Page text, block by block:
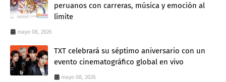
peruanos con carreras, música y emoción al
límite
mayo 08, 2026
TXT celebrará su séptimo aniversario con un
evento cinematográfico global en vivo
mayo 08, 2026